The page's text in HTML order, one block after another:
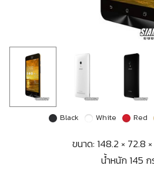
Black White Red
ขนาด: 148.2 × 72.8
น้ำหนัก 145